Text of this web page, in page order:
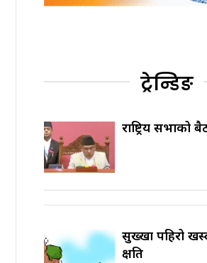
ट्रेन्डिङ
राष्ट्रिय सभाको
सुख्खा पहिरो
क्षति